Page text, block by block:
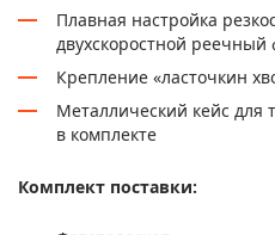
Плавная настройка
двухскоростной реечный
Крепление «ласточкин
Металлический кейс для
в комплекте
Комплект поставки: